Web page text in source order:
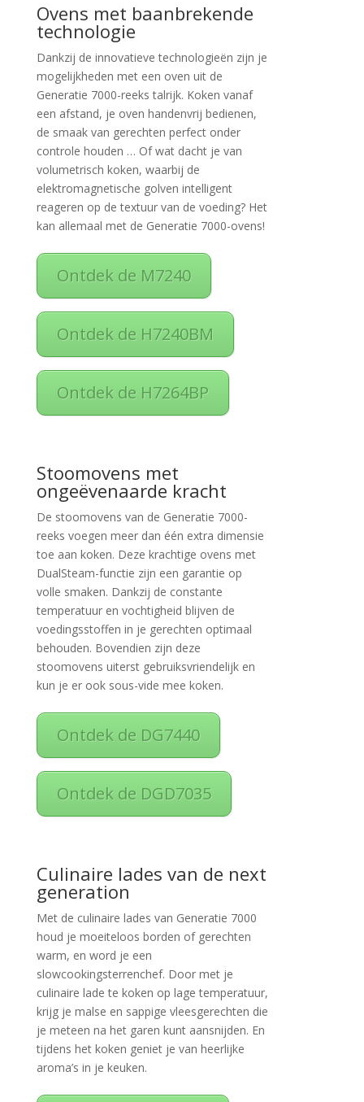
Ovens met baanbrekende
technologie
Dankzij de innovatieve technologieën zijn je
mogelijkheden met een oven uit de
Generatie 7000-reeks talrijk. Koken vanaf
een afstand, je oven handenvrij bedienen,
de smaak van gerechten perfect onder
controle houden … Of wat dacht je van
volumetrisch koken, waarbij de
elektromagnetische golven intelligent
reageren op de textuur van de voeding? Het
kan allemaal met de Generatie 7000-ovens!
Ontdek de M7240
Ontdek de H7240BM
Ontdek de H7264BP
Stoomovens met
ongeëvenaarde kracht
De stoomovens van de Generatie 7000-
reeks voegen meer dan één extra dimensie
toe aan koken. Deze krachtige ovens met
DualSteam-functie zijn een garantie op
volle smaken. Dankzij de constante
temperatuur en vochtigheid blijven de
voedingsstoffen in je gerechten optimaal
behouden. Bovendien zijn deze
stoomovens uiterst gebruiksvriendelijk en
kun je er ook sous-vide mee koken.
Ontdek de DG7440
Ontdek de DGD7035
Culinaire lades van de next
generation
Met de culinaire lades van Generatie 7000
houd je moeiteloos borden of gerechten
warm, en word je een
slowcookingsterrenchef. Door met je
culinaire lade te koken op lage temperatuur,
krijg je malse en sappige vleesgerechten die
je meteen na het garen kunt aansnijden. En
tijdens het koken geniet je van heerlijke
aroma’s in je keuken.